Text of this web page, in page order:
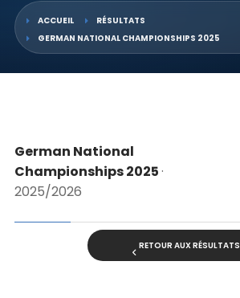
ACCUEIL
RÉSULTATS
GERMAN NATIONAL CHAMPIONSHIPS 2025
German National
Championships 2025·
2025/2026
RETOUR AUX RÉSULTATS